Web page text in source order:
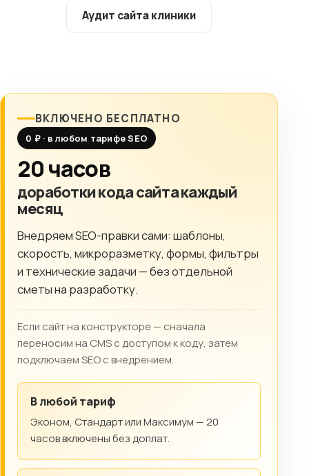
8 (499) 11-33-654
Аудит сайта клиники
ВКЛЮЧЕНО БЕСПЛАТНО
0 ₽ · в любом тарифе SEO
20 часов
доработки кода сайта каждый
месяц
Внедряем SEO-правки сами: шаблоны,
скорость, микроразметку, формы, фильтры
и технические задачи — без отдельной
сметы на разработку.
Если сайт на конструкторе — сначала
переносим на CMS с доступом к коду, затем
подключаем SEO с внедрением.
В любой тариф
Эконом, Стандарт или Максимум — 20
часов включены без доплат.